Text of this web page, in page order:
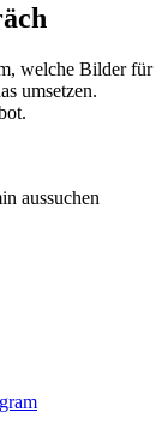
welche Bilder für
umsetzen.
aussuchen